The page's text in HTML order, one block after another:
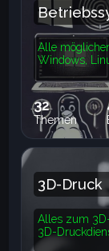
Alle
Windows,
32
Themen
3D-Druck
Alles zum
3D-